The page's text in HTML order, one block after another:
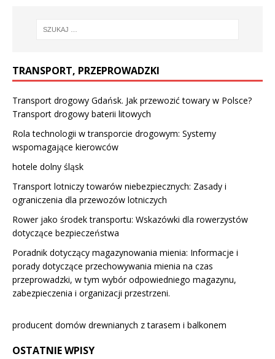
TRANSPORT, PRZEPROWADZKI
Transport drogowy Gdańsk. Jak przewozić towary w Polsce?
Transport drogowy baterii litowych
Rola technologii w transporcie drogowym: Systemy
wspomagające kierowców
hotele dolny śląsk
Transport lotniczy towarów niebezpiecznych: Zasady i
ograniczenia dla przewozów lotniczych
Rower jako środek transportu: Wskazówki dla rowerzystów
dotyczące bezpieczeństwa
Poradnik dotyczący magazynowania mienia: Informacje i
porady dotyczące przechowywania mienia na czas
przeprowadzki, w tym wybór odpowiedniego magazynu,
zabezpieczenia i organizacji przestrzeni.
producent domów drewnianych z tarasem i balkonem
OSTATNIE WPISY